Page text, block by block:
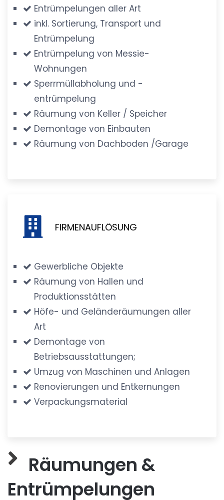
Entrümpelungen aller Art
inkl. Sortierung, Transport und
Entrümpelung
Entrümpelung von Messie-
Wohnungen
Sperrmüllabholung und -
entrümpelung
Räumung von Keller / Speicher
Demontage von Einbauten
Räumung von Dachboden /Garage
FIRMENAUFLÖSUNG
Gewerbliche Objekte
Räumung von Hallen und
Produktionsstätten
Höfe- und Geländeräumungen aller
Art
Demontage von
Betriebsausstattungen;
Umzug von Maschinen und Anlagen
Renovierungen und Entkernungen
Verpackungsmaterial
Räumungen &
Entrümpelungen